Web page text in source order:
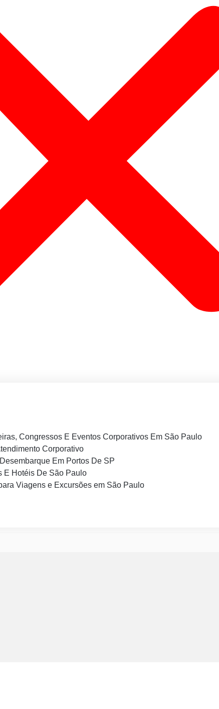
Congressos E Eventos Corporativos Em São Paulo
Corporativo
Em Portos De SP
E Hotéis De São Paulo
Viagens e Excursões em São Paulo